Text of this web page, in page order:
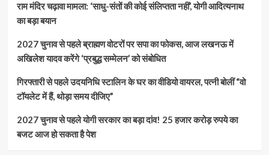
राम मंदिर चढ़ावा मामला: ‘साधु-संतों की कोई संलिप्तता नहीं’, योगी आदित्यनाथ
का बड़ा बयान
2027 चुनाव से पहले ब्राह्मण वोटरों पर सपा का फोकस, आज लखनऊ में
अखिलेश यादव करेंगे ‘प्रबुद्ध सम्मेलन’ को संबोधित
गिरफ्तारी से पहले उदयनिधि स्टालिन के घर का वीडियो वायरल, पत्नी बोलीं “वो
टॉयलेट में हैं, थोड़ा समय दीजिए”
2027 चुनाव से पहले योगी सरकार का बड़ा दांव! 25 हजार करोड़ रुपये का
बजट आज हो सकता है पेश